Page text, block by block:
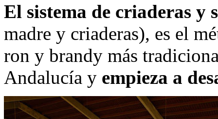
El sistema de criaderas y
madre y criaderas), es el
ron y brandy más
Andalucía y empieza a